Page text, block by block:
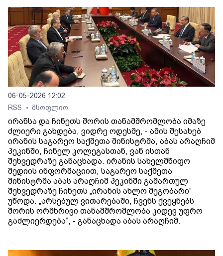
06-05-2026 12:02
RSS
• მსოფლიო
ირანსა და ჩინეთს შორის თანამშრომლობა იმაზე
ძლიერი გახდება, ვიდრე ოდესმე, - ამის შესახებ
ირანის საგარეო საქმეთა მინისტრმა, აბას არაღჩიმ
პეკინში, ჩინელ კოლეგასთან, ვან ისთან
შეხვედრაზე განაცხადა. ირანის სახელმწიფო
მედიის ინფორმაციით, საგარეო საქმეთა
მინისტრმა აბას არაღჩიმ პეკინში გამართულ
შეხვედრაზე ჩინეთს „ირანის ახლო მეგობარი“
უწოდა. „არსებულ ვითარებაში, ჩვენს ქვეყნებს
შორის ორმხრივი თანამშრომლობა კიდევ უფრო
გაძლიერდება“, - განაცხადა აბას არაღჩიმ.